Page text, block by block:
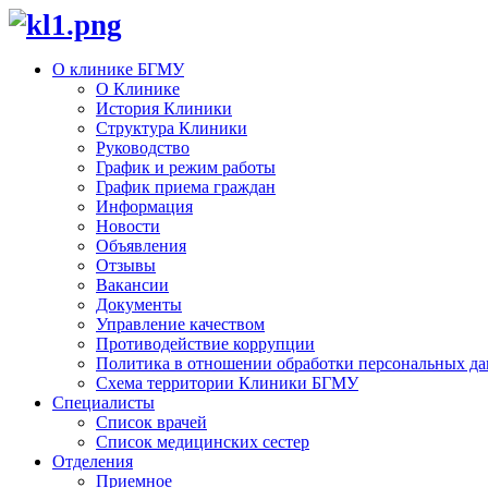
О клинике БГМУ
О Клинике
История Клиники
Структура Клиники
Руководство
График и режим работы
График приема граждан
Информация
Новости
Объявления
Отзывы
Вакансии
Документы
Управление качеством
Противодействие коррупции
Политика в отношении обработки персональных
Схема территории Клиники БГМУ
Специалисты
Список врачей
Список медицинских сестер
Отделения
Приемное